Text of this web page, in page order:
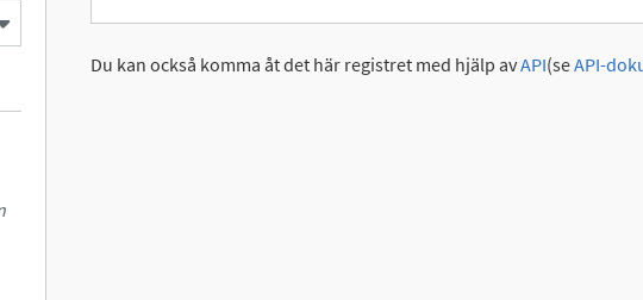
Du kan också komma åt det här registret med hjälp avAPI(seAPI-